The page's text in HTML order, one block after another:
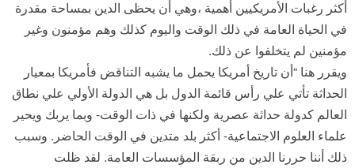
أكثر رغبات الأمريكيين أهمية ،وهي أن يحظى الدين بمساحة مقدرة
في الحياة العامة في ذلك الوقت واليوم كذلك وهم مؤمنون وغير
مؤمنين لم يتخلفوا عن ذلك.
ويقرر هنا “أن تاريخ أمريكا يحمل ما يشبه التناقض فأمريكا بمعيار
الحداثة تأتي علي رأس قائمة الدول بل هي الدولة الأولي علي نطاق
العالم كدولة حداثة عصرية ولكنها في ذات الوقت- وبما يربك ويحير
علماء العلوم الاجتماعية- أكثر بلد متدين في الوقت الحاضر. وسبب
ذلك أننا حررنا الدين من ربقة المؤسسات العامة. لقد ظلت